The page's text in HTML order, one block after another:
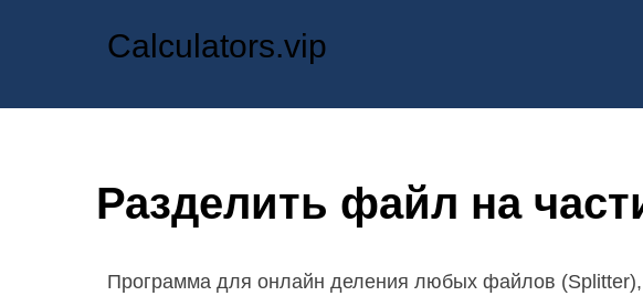
Calculators.vip
Разделить файл на
Программа для онлайн деления любых файлов